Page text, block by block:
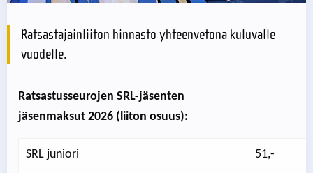
Ratsastajainliiton hinnasto yhteenvetona kuluvalle
vuodelle.
Ratsastusseurojen SRL-jäsenten
jäsenmaksut 2026 (liiton osuus):
SRL juniori 51,-